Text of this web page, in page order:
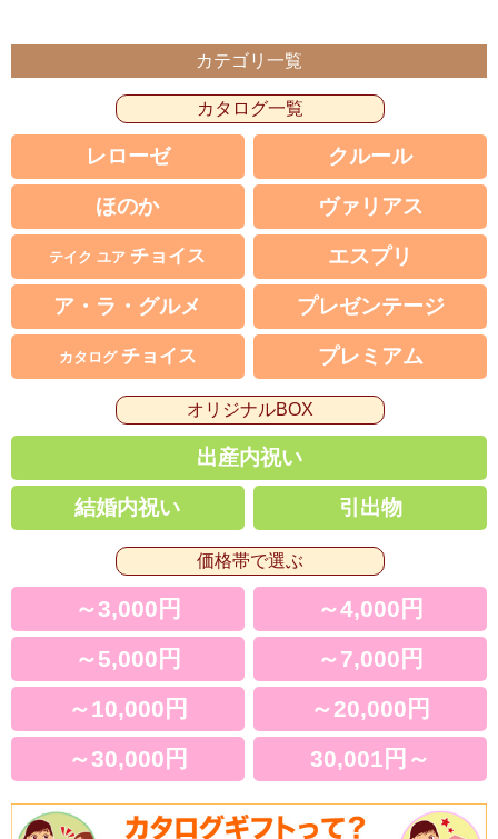
カテゴリ一覧
カタログ一覧
レローゼ クルール
ほのか ヴァリアス
テイク ユア チョイス エスプリ
ア・ラ・グルメ プレゼンテージ
カタログ チョイス プレミアム
オリジナルBOX
出産内祝い
結婚内祝い 引出物
価格帯で選ぶ
～3,000円
～4,000円
～5,000円
～7,000円
～10,000円
～20,000円
～30,000円
30,001円～